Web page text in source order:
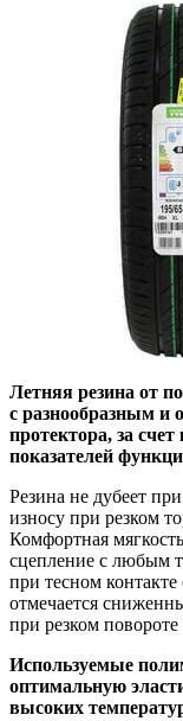
Летняя резина от
с разнообразным и
протектора, за
показателей
Резина не дубеет
износу при резком
Комфортная
сцепление с любым
при тесном
отмечается
при резком
Используемые
оптимальную
высоких